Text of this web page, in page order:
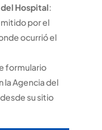
Hospital:
por el
ocurrió el
formulario
la Agencia del
su sitio